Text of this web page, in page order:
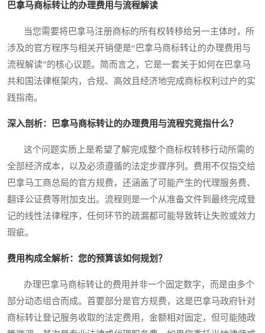
巴拿马商标转让的办理费用与流程解读
当您需要将巴拿马注册商标的所有权转移给另一主体时，所
涉及的官方程序与相关开销便是“巴拿马商标转让的办理费用与
流程解读”的核心议题。简而言之，它是一套关于如何在巴拿马
共和国法律框架内，合规、高效且经济地完成商标权利过户的实
践指南。
深入剖析：巴拿马商标转让的办理费用与流程究竟指什么？
这个问题实质上是希望了解完成整个商标权转移行动所需的
全部经济成本，以及必须遵循的法定步骤序列。费用不仅指交给
巴拿马工商总局的官方规费，还涵盖了可能产生的代理服务费、
翻译公证费等附加支出。流程则是一个从准备文件到最终完成登
记的线性法律程序，任何环节的疏漏都可能导致转让失败或效力
瑕疵。
费用构成全解析：您的预算该如何规划？
办理巴拿马商标转让的费用并非一个固定数字，而是由多个
部分动态组合而成。首要部分是官方规费，这是巴拿马政府针对
商标转让登记服务收取的法定费用，金额相对固定，但可能随政